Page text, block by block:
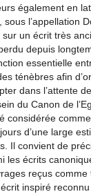
également en
l’appellation
un écrit très
depuis
essentielle
ténèbres afin
dans l’attente
du Canon de
considérée
d’une large
Il convient de
les écrits
reçus
inspiré